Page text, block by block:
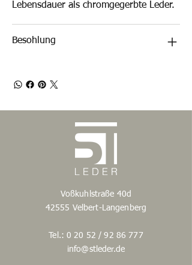
Lebensdauer als chromgegerbte Leder.
Besohlung
Voßkuhlstraße 40d
42555 Velbert-Langenberg
Tel.: 0 20 52 /92 86 777
info@stleder.de